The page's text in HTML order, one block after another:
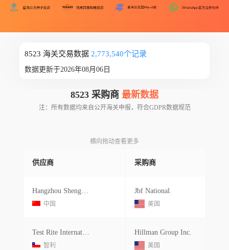
8523 海关交易数据 2,773,540个记录
数据更新于2026年08月06日
8523 采购商 最新数据
注：所有数据均来自公开海关申报，符合GDPR数据规范
横向拖动查看更多
供应商 采购商
Hangzhou Shengshideng Magnetics
中国
Jbf National.
美国
Test Rite International Co.ltd.
智利
Hillman Group Inc.
美国